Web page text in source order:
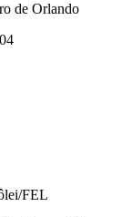
Ribeiro de
04
FEL